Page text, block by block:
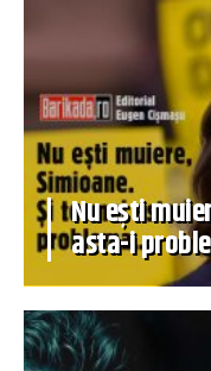
Nu ești
asta-i